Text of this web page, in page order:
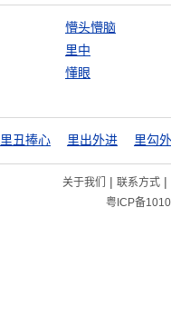
懵头懵脑
里中
懂眼
里丑捧心 里出外进 里勾
关于我们 | 联系方式|
粤ICP备